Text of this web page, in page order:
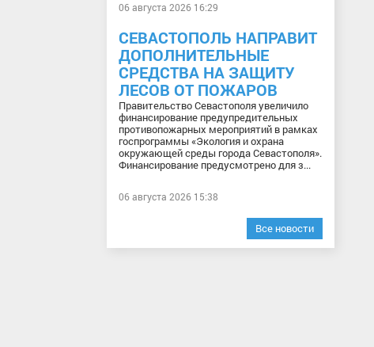
06 августа 2026 16:29
СЕВАСТОПОЛЬ НАПРАВИТ
ДОПОЛНИТЕЛЬНЫЕ
СРЕДСТВА НА ЗАЩИТУ
ЛЕСОВ ОТ ПОЖАРОВ
Правительство Севастополя увеличило
финансирование предупредительных
противопожарных мероприятий в рамках
госпрограммы «Экология и охрана
окружающей среды города Севастополя».
Финансирование предусмотрено для з...
06 августа 2026 15:38
Все новости